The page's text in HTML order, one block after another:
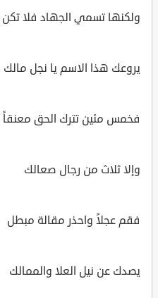
ولكنها تسمي الجهاد فلا تكن
يروعك هذا الاسم يا نجل مالك
فخمس مئين تترك الحق معنقاً
وإلا ثلاث من رجال صعالك
فقم عجلاً واحذر مقالة مبطل
يصدك عن نيل العلا والممالك